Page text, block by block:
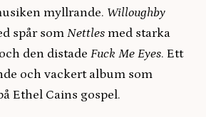
myllrande. Willoughby
spår som Nettles med starka
den distade Fuck Me Eyes. Ett
och vackert album som
Ethel Cains gospel.